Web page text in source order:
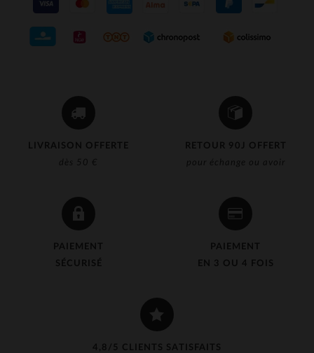
LIVRAISON OFFERTE
dès 50 €
RETOUR 90J OFFERT
pour échange ou avoir
PAIEMENT
SÉCURISÉ
PAIEMENT
EN 3 OU 4 FOIS
4,8/5 CLIENTS SATISFAITS